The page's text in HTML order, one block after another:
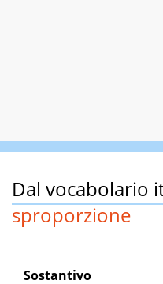
Dal vocabolario
sproporzione
Sostantivo